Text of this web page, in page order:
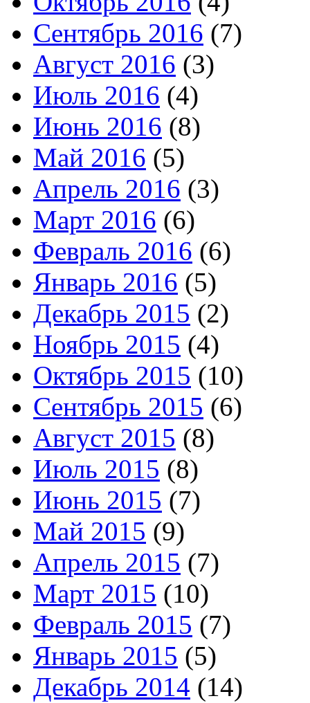
Сентябрь 2016 (7)
Август 2016 (3)
Июль 2016 (4)
Июнь 2016 (8)
Май 2016 (5)
Апрель 2016 (3)
Март 2016 (6)
Февраль 2016 (6)
Январь 2016 (5)
Декабрь 2015 (2)
Ноябрь 2015 (4)
Октябрь 2015 (10)
Сентябрь 2015 (6)
Август 2015 (8)
Июль 2015 (8)
Июнь 2015 (7)
Май 2015 (9)
Апрель 2015 (7)
Март 2015 (10)
Февраль 2015 (7)
Январь 2015 (5)
Декабрь 2014 (14)